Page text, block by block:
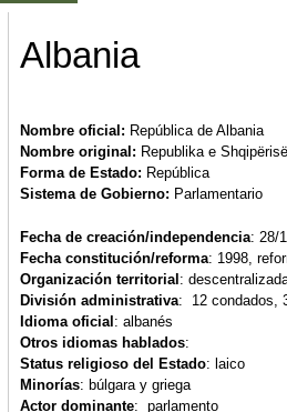
Albania
Nombre oficial: República de Albania
Nombre original: Republika e Shqipërisë
Forma de Estado: República
Sistema de Gobierno: Parlamentario
Fecha de creación/independencia: 28/
Fecha constitución/reforma: 1998,
Organización territorial :
División administrativa: 12 condados,
Idioma oficial : albanés
Otros idiomas hablados:
Status religioso del Estado: laico
Minorías: búlgara y griega
Actor dominante: parlamento